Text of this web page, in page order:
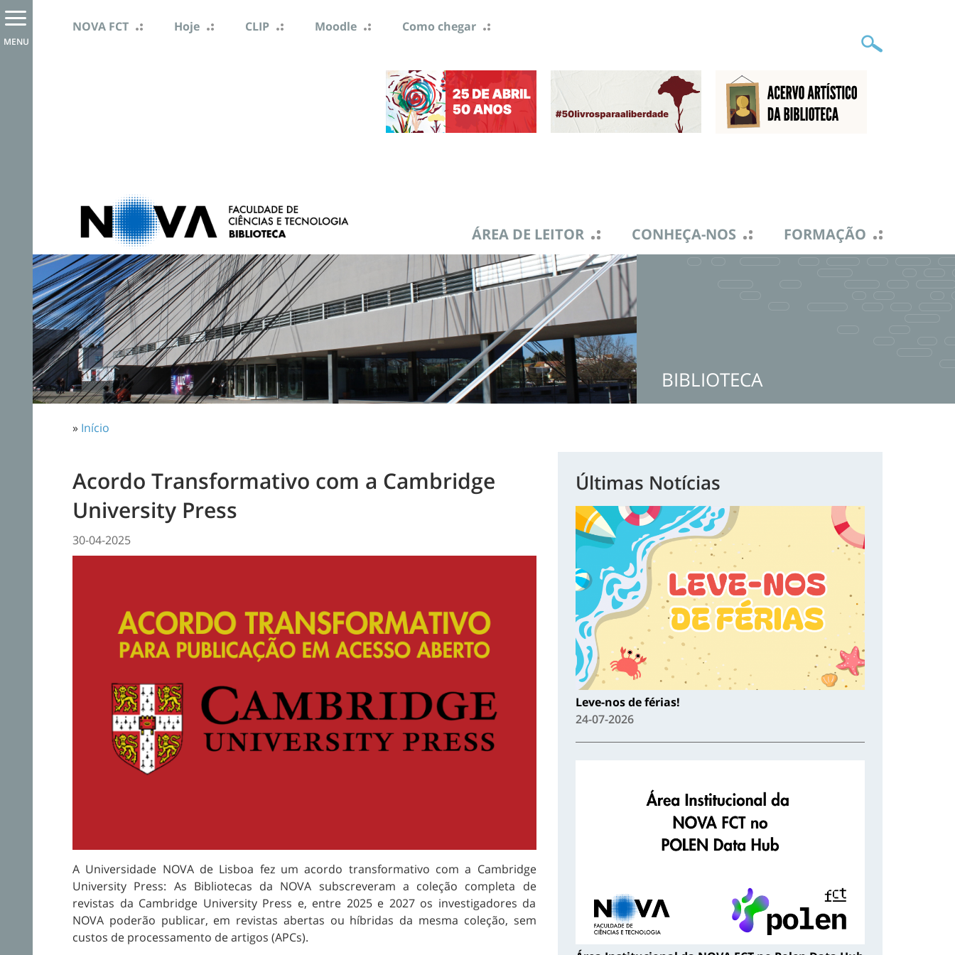
NOVA FCT Hoje CLIP Moodle Como chegar
ÁREA DE LEITOR CONHEÇA-NOS FORMAÇÃO
BIBLIOTECA
» Início
Acordo Transformativo com a Cambridge
University Press
30-04-2025
A Universidade NOVA de Lisboa fez um acordo transformativo com a Cambridge
University Press: As Bibliotecas da NOVA subscreveram a coleção completa de
revistas da Cambridge University Press e, entre 2025 e 2027 os investigadores da
NOVA poderão publicar, em revistas abertas ou híbridas da mesma coleção, sem
custos de processamento de artigos (APCs).
Últimas Notícias
Leve-nos de férias!
24-07-2026